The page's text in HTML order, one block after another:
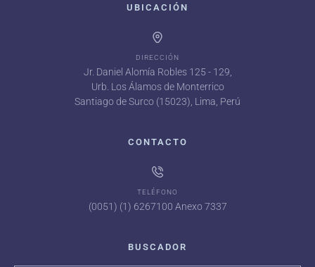
UBICACIÓN
DIRECCIÓN
Jr. Daniel Alomía Robles 125 - 129,
Urb. Los Álamos de Monterrico
Santiago de Surco (15023), Lima, Perú
CONTACTO
TELÉFONO
(0051) (1) 6267100 Anexo 7337
BUSCADOR